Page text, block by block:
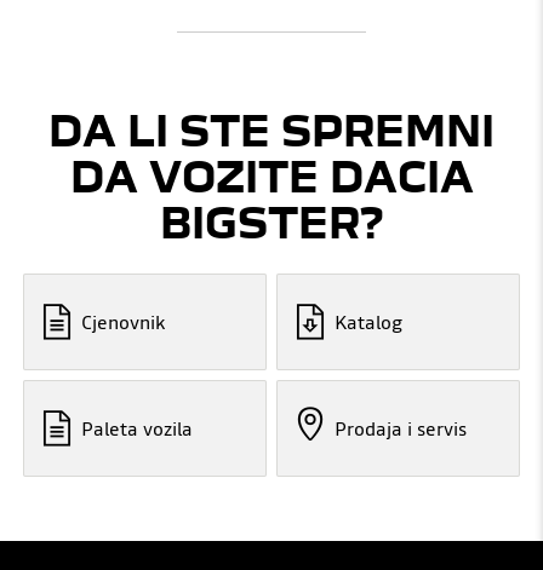
DA LI STE SPREMNI
DA VOZITE DACIA
BIGSTER?
Cjenovnik Katalog
Paleta vozila Prodaja i servis